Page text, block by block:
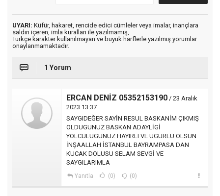
UYARI: Küfür, hakaret, rencide edici cümleler veya imalar, inançlara
saldırı içeren, imla kuralları ile yazılmamış,
Türkçe karakter kullanılmayan ve büyük harflerle yazılmış yorumlar
onaylanmamaktadır.
1 Yorum
ERCAN DENİZ 05352153190 / 23 Aralık
2023 13:37
SAYGIDEĞER SAYİN RESUL BASKANİM ÇIKMIŞ
OLDUGUNUZ BASKAN ADAYLİGİ
YOLCULUGUNUZ HAYIRLI VE UGURLU OLSUN
İNŞAALLAH İSTANBUL BAYRAMPASA DAN
KUCAK DOLUSU SELAM SEVGİ VE
SAYGILARIMLA
Yanıtla (0) (0)